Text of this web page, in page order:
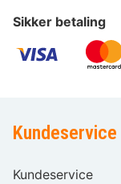
Sikker betaling
Kundeservice
Kundeservice